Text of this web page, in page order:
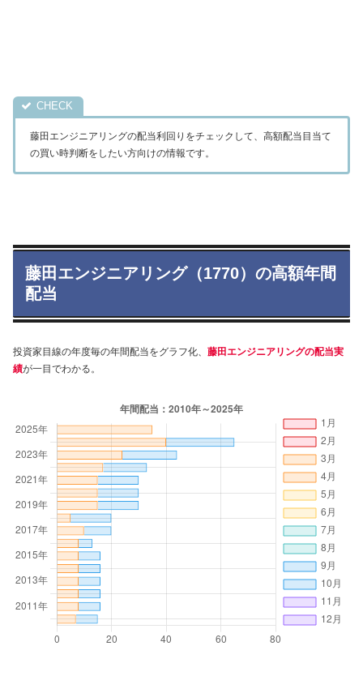
藤田エンジニアリングの配当利回りをチェックして、高額配当目当て
の買い時判断をしたい方向けの情報です。
藤田エンジニアリング（1770）の高額年間
配当
投資家目線の年度毎の年間配当をグラフ化、 藤田エンジニアリングの配当実
績が一目でわかる。